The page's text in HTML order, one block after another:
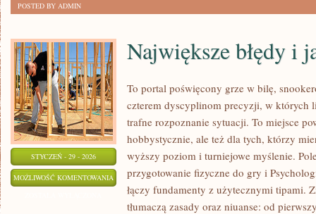
POSTED BY ADMIN
STYCZEŃ - 29 - 2026
MOŻLIWOŚĆ KOMENTOWANIA NAJWIĘKSZE
BŁĘDY
Największe błędy i
To portal poświęcony grze w bilę,
czterem dyscyplinom precyzji, w których
trafne rozpoznanie sytuacji. To miejsce
hobbystycznie, ale też dla tych, którzy
wyższy poziom i turniejowe myślenie.
przygotowanie fizyczne do gry i
łączy fundamenty z użytecznymi tipami.
tłumaczą zasady oraz niuanse: od